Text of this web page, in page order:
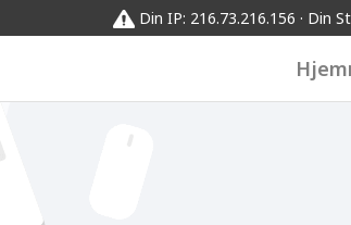
Din IP: 216.73.216.156 · Din